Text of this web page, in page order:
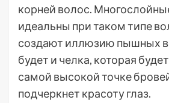
корней волос.
идеальны при таком типе
создают иллюзию пышных
будет и челка, которая
самой высокой точке
подчеркнет красоту глаз.